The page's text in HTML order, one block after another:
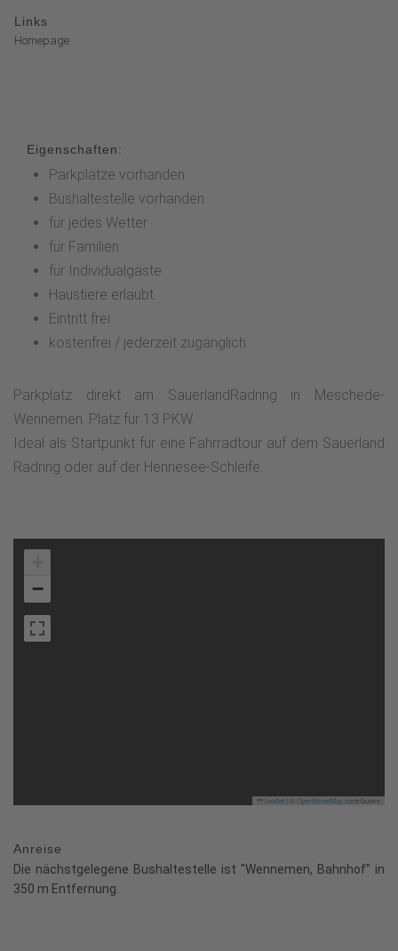
Links
Homepage
Eigenschaften:
Parkplätze vorhanden
Bushaltestelle vorhanden
für jedes Wetter
für Familien
für Individualgäste
Haustiere erlaubt
Eintritt frei
kostenfrei / jederzeit zugänglich
Parkplatz direkt am SauerlandRadring in Meschede-
Wennemen. Platz für 13 PKW.
Ideal als Startpunkt für eine Fahrradtour auf dem Sauerland
Radring oder auf der Hennesee-Schleife.
−
Leaflet OpenStreetMapcontributors
Anreise
Die nächstgelegene Bushaltestelle ist "Wennemen, Bahnhof" in
350 m Entfernung.